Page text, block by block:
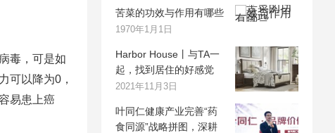
毒，可是如
可以降为0，
易患上癌
苦菜的功效与作用有哪些
1970年1月1日
Harbor House丨与TA一
起，找到居住的好感觉
2021年11月3日
叶同仁健康产业完善“药
食同源”战略拼图，深耕